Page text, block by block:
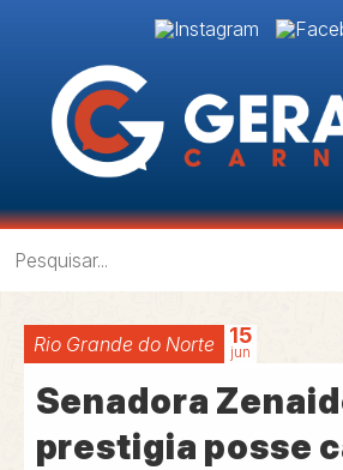
Rio Grande do Norte 15
jun
Senadora
prestigia posse